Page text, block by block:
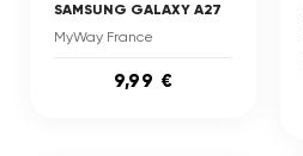
SAMSUNG GALAXY A27
MyWay France
9,99 €